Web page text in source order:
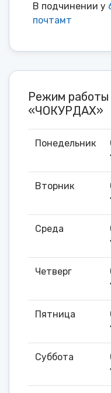
В подчинении у
почтамт
Режим
«ЧОКУРДАХ»
Понедельник
Вторник
Среда
Четверг
Пятница
Суббота